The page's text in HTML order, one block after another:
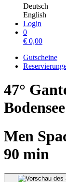
Deutsch
English
Login
0
€ 0,00
Gutscheine
47°
Bodensee
Men
90 min